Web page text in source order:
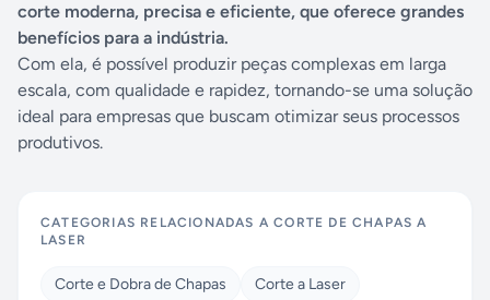
corte moderna, precisa e eficiente, que oferece grandes
benefícios para a indústria.
Com ela, é possível produzir peças complexas em larga
escala, com qualidade e rapidez, tornando-se uma solução
ideal para empresas que buscam otimizar seus processos
produtivos.
CATEGORIAS RELACIONADAS ACORTE DE CHAPAS A
LASER
Corte e Dobra de Chapas
Corte a Laser